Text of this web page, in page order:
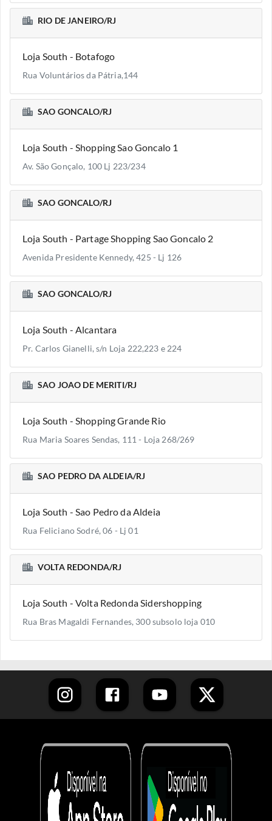
RIO DE JANEIRO/RJ
Loja South - Botafogo
Rua Voluntários da Pátria,144
SAO GONCALO/RJ
Loja South - Shopping Sao Goncalo 1
Av. São Gonçalo, 100 Lj 223/234
SAO GONCALO/RJ
Loja South - Partage Shopping Sao Goncalo 2
Avenida Presidente Kennedy, 425 - Lj 126
SAO GONCALO/RJ
Loja South - Alcantara
Pr. Carlos Gianelli, s/n Loja 222,223 e 224
SAO JOAO DE MERITI/RJ
Loja South - Shopping Grande Rio
Rua Maria Soares Sendas, 111 - Loja 268/269
SAO PEDRO DA ALDEIA/RJ
Loja South - Sao Pedro da Aldeia
Rua Feliciano Sodré, 06 - Lj 01
VOLTA REDONDA/RJ
Loja South - Volta Redonda Sidershopping
Rua Bras Magaldi Fernandes, 300 subsolo loja 010